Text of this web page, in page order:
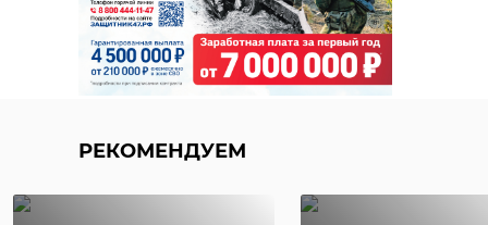
РЕКОМЕНДУЕМ
енотовидная собака
животные